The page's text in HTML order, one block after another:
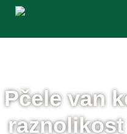
Pčele van